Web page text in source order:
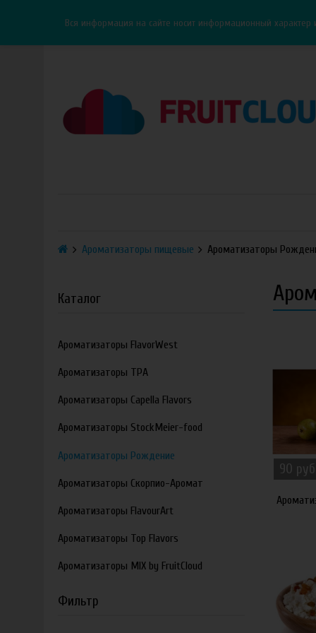
Вся информация на сайте носит информационный
Ароматизаторы пищевые Ароматизаторы
Каталог
Ароматизаторы FlavorWest
Ароматизаторы TPA
Ароматизаторы Capella Flavors
Ароматизаторы StockMeier-food
Ароматизаторы Рождение
Ароматизаторы Скорпио-Аромат
Ароматизаторы FlavourArt
Ароматизаторы Top Flavors
Ароматизаторы MIX by FruitCloud
Фильтр
90 руб